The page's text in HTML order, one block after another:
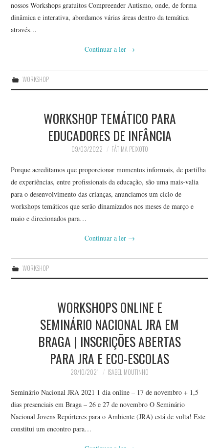
nossos Workshops gratuitos Compreender Autismo, onde, de forma
dinâmica e interativa, abordamos várias áreas dentro da temática
através…
Continuar a ler →
WORKSHOP
WORKSHOP TEMÁTICO PARA
EDUCADORES DE INFÂNCIA
09/03/2022 FÁTIMA PEIXOTO
Porque acreditamos que proporcionar momentos informais, de partilha
de experiências, entre profissionais da educação, são uma mais-valia
para o desenvolvimento das crianças, anunciamos um ciclo de
workshops temáticos que serão dinamizados nos meses de março e
maio e direcionados para…
Continuar a ler →
WORKSHOP
WORKSHOPS ONLINE E
SEMINÁRIO NACIONAL JRA EM
BRAGA | INSCRIÇÕES ABERTAS
PARA JRA E ECO-ESCOLAS
28/10/2021 ISABEL MOUTINHO
Seminário Nacional JRA 2021 1 dia online – 17 de novembro + 1,5
dias presenciais em Braga – 26 e 27 de novembro O Seminário
Nacional Jovens Repórteres para o Ambiente (JRA) está de volta! Este
constitui um encontro para…